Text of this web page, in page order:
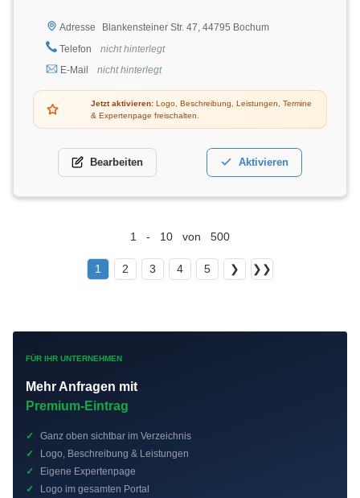
Adresse
Blankensteiner Str. 47, 44795 Bochum
Telefon
nicht hinterlegt
E-Mail
nicht hinterlegt
Jetzt aktivieren: Logo, Beschreibung, Leistungen, Termine
& Expertenpage freischalten.
Bearbeiten Aktivieren
1 - 10 von 500
1 2 3 4 5 ❯ ❯❯
FÜR IHR UNTERNEHMEN
Mehr Anfragen mit
Premium-Eintrag
✓
Ganz oben sichtbar im Verzeichnis
✓
Logo, Beschreibung & Leistungen
✓
Eigene Expertenpage
✓
Logo im gesamten Portal